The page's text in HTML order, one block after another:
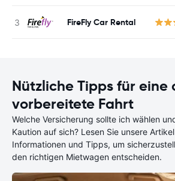
FireFly Car Rental
Nützliche Tipps für eine
vorbereitete Fahrt
Welche Versicherung sollte ich wählen
Kaution auf sich? Lesen Sie unsere
Informationen und Tipps, um
den richtigen Mietwagen entscheiden.